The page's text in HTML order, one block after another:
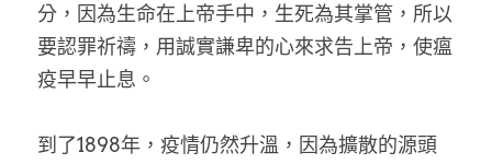
分，因為生命在上帝手中，生死為其掌管，所以
要認罪祈禱，用誠實謙卑的心來求告上帝，使瘟
疫早早止息。
到了1898年，疫情仍然升溫，因為擴散的源頭